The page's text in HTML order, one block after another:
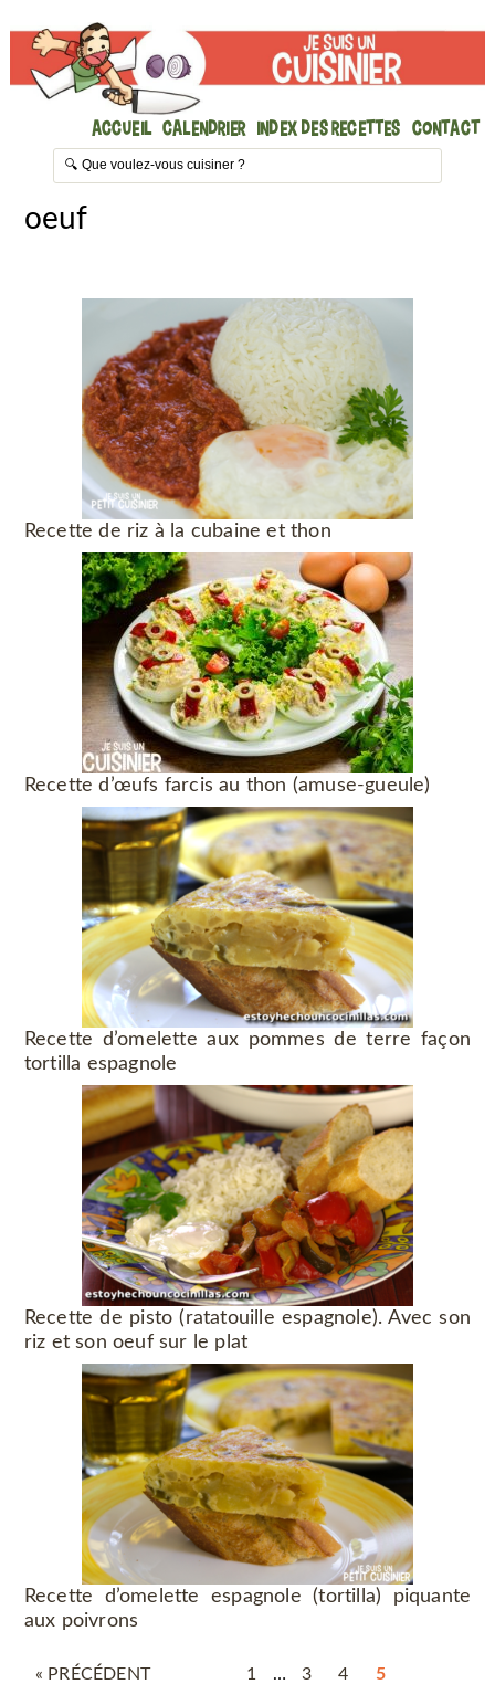
Accueil Calendrier Index des recettes Contact
oeuf
Recette de riz à la cubaine et thon
Recette d’œufs farcis au thon (amuse-gueule)
Recette d’omelette aux pommes de terre façon
tortilla espagnole
Recette de pisto (ratatouille espagnole). Avec son
riz et son oeuf sur le plat
Recette d’omelette espagnole (tortilla) piquante
aux poivrons
« PRÉCÉDENT 1 … 3 4 5